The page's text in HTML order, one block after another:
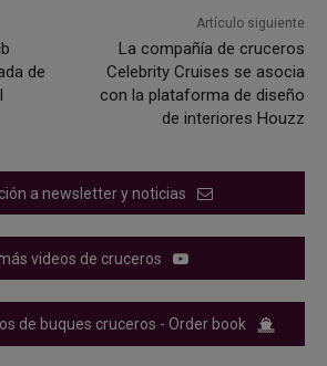
de
Artículo siguiente
La compañía de cruceros
Celebrity Cruises se asocia
con la plataforma de diseño
de interiores Houzz
a newsletter y noticias
videos de cruceros
de buques cruceros - Order book